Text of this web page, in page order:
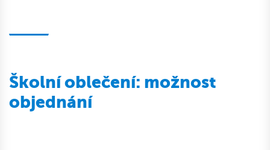
Školní oblečení: možnost
objednání